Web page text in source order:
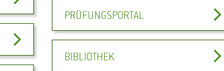
PRÜFUNGSPORTAL
BIBLIOTHEK